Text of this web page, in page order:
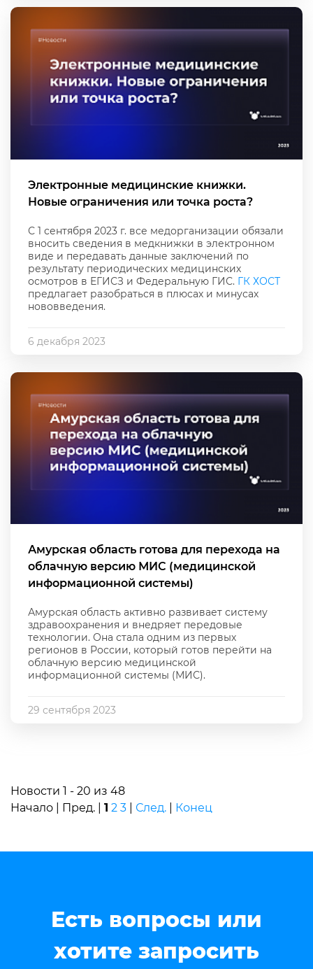
Электронные медицинские книжки.
Новые ограничения или точка роста?
С 1 сентября 2023 г. все медорганизации обязали
вносить сведения в медкнижки в электронном
виде и передавать данные заключений по
результату периодических медицинских
осмотров в ЕГИСЗ и Федеральную ГИС. ГК ХОСТ
предлагает разобраться в плюсах и минусах
нововведения.
6 декабря 2023
Амурская область готова для перехода на
облачную версию МИС (медицинской
информационной системы)
Амурская область активно развивает систему
здравоохранения и внедряет передовые
технологии. Она стала одним из первых
регионов в России, который готов перейти на
облачную версию медицинской
информационной системы (МИС).
29 сентября 2023
Новости 1 - 20 из 48
Начало | Пред. | 1 2 3 След. Конец
Есть вопросы или
хотите запросить